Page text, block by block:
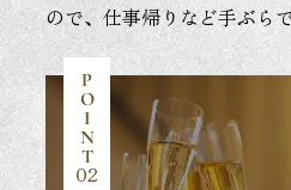
ので、仕事帰りなど手ぶら
P
O
I
N
T
02